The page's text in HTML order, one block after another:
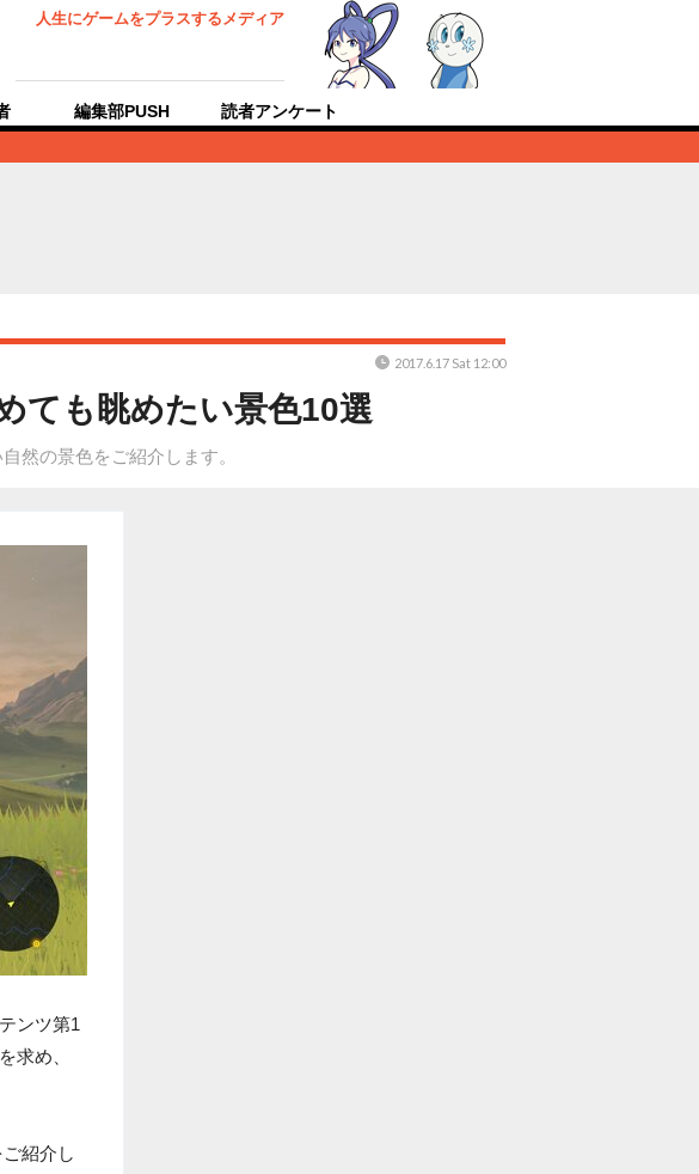
人生にゲームをプラスするメディア
編集部PUSH 読者アンケート
ても眺めたい景色10選
然の景色をご紹介します。
2017.6.17 Sat 12:00
ンツ第1
求め、
紹介し